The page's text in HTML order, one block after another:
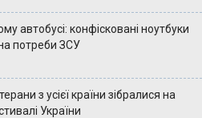
автобусі: конфісковані ноутбуки
потреби ЗСУ
з усієї країни зібралися на
України